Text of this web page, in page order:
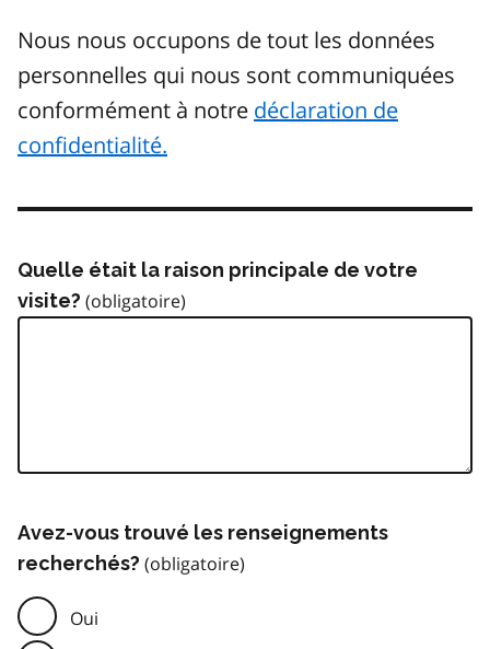
Nous nous occupons de tout les données
personnelles qui nous sont communiquées
conformément à notre déclaration de
confidentialité.
Quelle était la raison principale de votre
visite?
Avez-vous trouvé les renseignements
recherchés?
Oui